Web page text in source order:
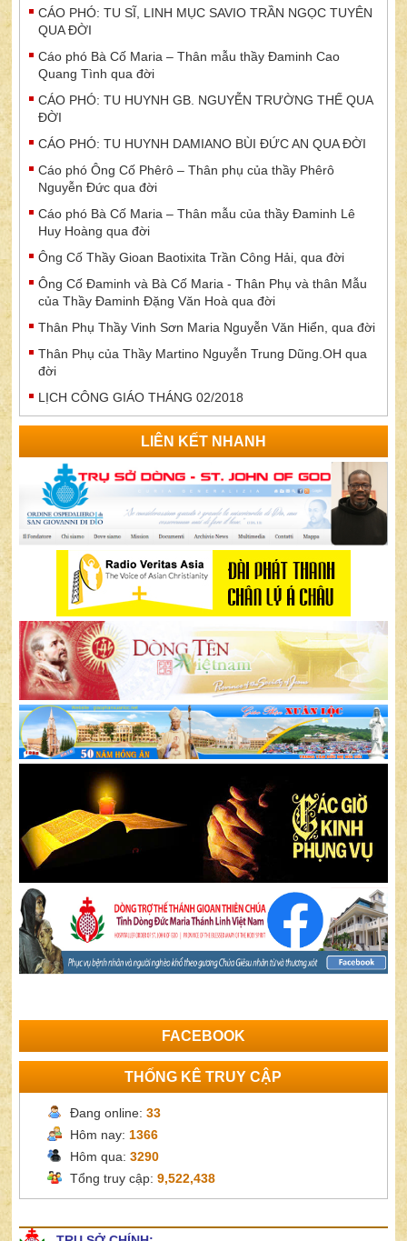
CÁO PHÓ: TU SĨ, LINH MỤC SAVIO TRẦN NGỌC TUYÊN
QUA ĐỜI
Cáo phó Bà Cố Maria – Thân mẫu thầy Đaminh Cao
Quang Tình qua đời
CÁO PHÓ: TU HUYNH GB. NGUYỄN TRƯỜNG THẾ QUA
ĐỜI
CÁO PHÓ: TU HUYNH DAMIANO BÙI ĐỨC AN QUA ĐỜI
Cáo phó Ông Cố Phêrô – Thân phụ của thầy Phêrô
Nguyễn Đức qua đời
Cáo phó Bà Cố Maria – Thân mẫu của thầy Đaminh Lê
Huy Hoàng qua đời
Ông Cố Thầy Gioan Baotixita Trần Công Hải, qua đời
Ông Cố Đaminh và Bà Cố Maria - Thân Phụ và thân Mẫu
của Thầy Đaminh Đặng Văn Hoà qua đời
Thân Phụ Thầy Vinh Sơn Maria Nguyễn Văn Hiển, qua đời
Thân Phụ của Thầy Martino Nguyễn Trung Dũng.OH qua
đời
LỊCH CÔNG GIÁO THÁNG 02/2018
LIÊN KẾT NHANH
FACEBOOK
THỐNG KÊ TRUY CẬP
Đang online:33
Hôm nay: 1366
Hôm qua:3290
Tổng truy cập:9,522,438